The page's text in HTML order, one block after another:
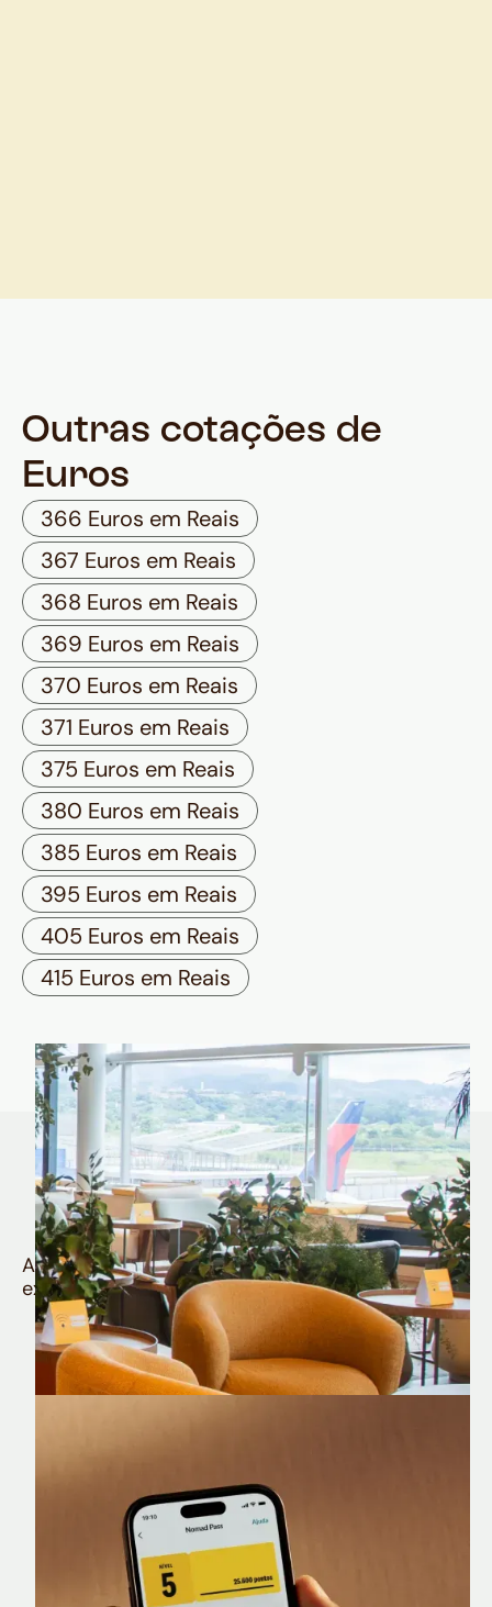
Outras cotações de
Euros
366 Euros em Reais
367 Euros em Reais
368 Euros em Reais
369 Euros em Reais
370 Euros em Reais
371 Euros em Reais
375 Euros em Reais
380 Euros em Reais
385 Euros em Reais
395 Euros em Reais
405 Euros em Reais
415 Euros em Reais
Quem é Nomad tem
muito mais
Aproveite todos os benefícios e vantagens
exclusivas da sua Conta Internacional
Nomad Lounge
Sala VIP no Aeroporto de Guarulhos